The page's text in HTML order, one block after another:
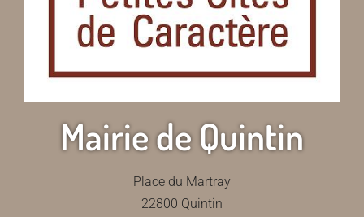
Mairie de Quintin
Place du Martray
22800 Quintin